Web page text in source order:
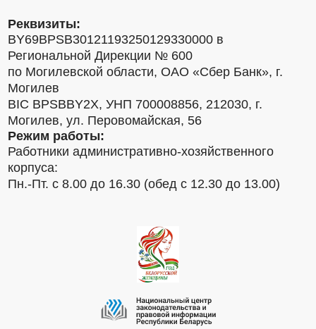
Реквизиты:
BY69BPSB30121193250129330000 в
Региональной Дирекции № 600
по Могилевской области, ОАО «Сбер Банк», г.
Могилев
BIC BPSBBY2X, УНП 700008856, 212030, г.
Могилев, ул. Перовомайская, 56
Режим работы:
Работники административно-хозяйственного
корпуса:
Пн.-Пт. с 8.00 до 16.30 (обед с 12.30 до 13.00)